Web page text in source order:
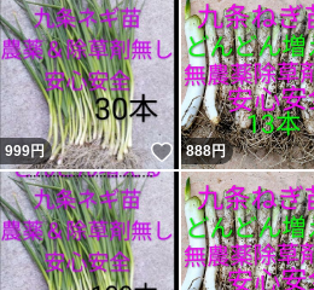
999円 いいね！
888円